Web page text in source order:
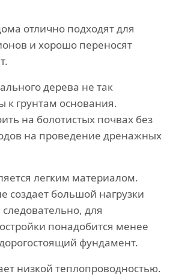
отлично подходят для
и хорошо переносят
дерева не так
к грунтам основания.
на болотистых почвах без
на проведение дренажных
легким материалом.
создает большой нагрузки
для
понадобится менее
фундамент.
низкой теплопроводностью.